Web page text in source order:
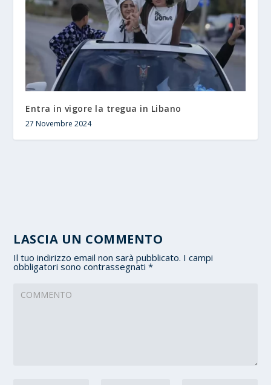
Entra in vigore la tregua in Libano
27 Novembre 2024
LASCIA UN COMMENTO
Il tuo indirizzo email non sarà pubblicato. I campi
obbligatori sono contrassegnati*